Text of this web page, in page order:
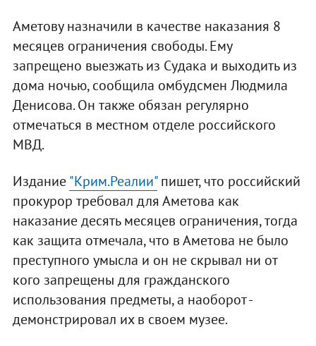
Аметову назначили в качестве наказания 8
месяцев ограничения свободы. Ему
запрещено выезжать из Судака и выходить из
дома ночью, сообщила омбудсмен Людмила
Денисова. Он также обязан регулярно
отмечаться в местном отделе российского
МВД.
Издание"Крим.Реалии"пишет, что российский
прокурор требовал для Аметова как
наказание десять месяцев ограничения, тогда
как защита отмечала, что в Аметова не было
преступного умысла и он не скрывал ни от
кого запрещены для гражданского
использования предметы, а наоборот -
демонстрировал их в своем музее.